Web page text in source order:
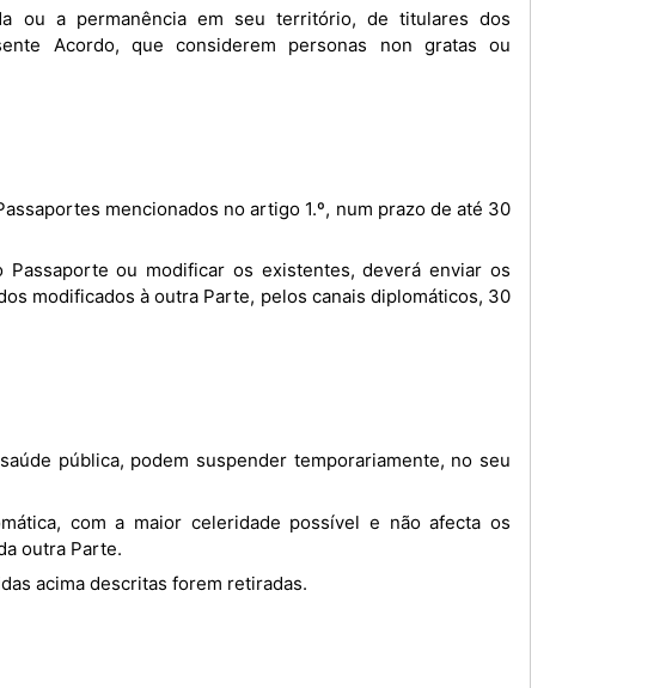
ou a permanência em seu território, de titulares dos
Acordo, que considerem personas non gratas ou
modificados à outra Parte, pelos canais diplomáticos, 30
outra Parte.
acima descritas forem retiradas.